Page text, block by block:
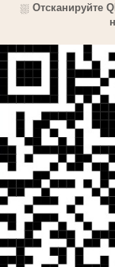
⛆ Отсканируйте